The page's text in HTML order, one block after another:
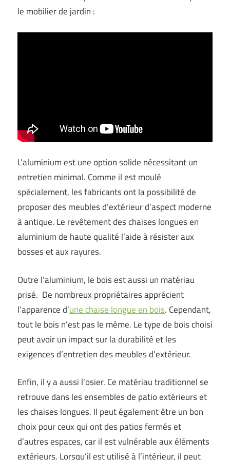
le mobilier de jardin :
L’aluminium est une option solide nécessitant un
entretien minimal. Comme il est moulé
spécialement, les fabricants ont la possibilité de
proposer des meubles d’extérieur d’aspect moderne
à antique. Le revêtement des chaises longues en
aluminium de haute qualité l’aide à résister aux
bosses et aux rayures.
Outre l’aluminium, le bois est aussi un matériau
prisé. De nombreux propriétaires apprécient
l’apparence d’une chaise longue en bois. Cependant,
tout le bois n’est pas le même. Le type de bois choisi
peut avoir un impact sur la durabilité et les
exigences d’entretien des meubles d’extérieur.
Enfin, il y a aussi l’osier. Ce matériau traditionnel se
retrouve dans les ensembles de patio extérieurs et
les chaises longues. Il peut également être un bon
choix pour ceux qui ont des patios fermés et
d’autres espaces, car il est vulnérable aux éléments
extérieurs. Lorsqu’il est utilisé à l’intérieur, il peut